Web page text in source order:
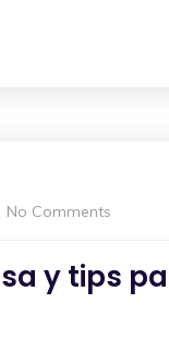
No Comments
y tips